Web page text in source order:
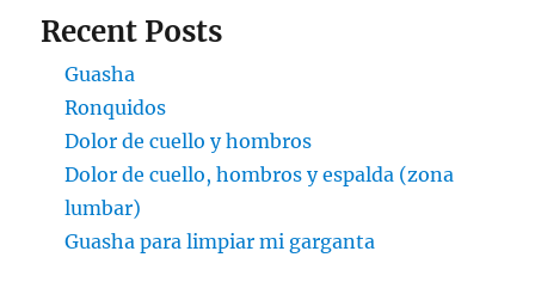
Recent Posts
Guasha
Ronquidos
Dolor de cuello y hombros
Dolor de cuello, hombros y espalda (zona
lumbar)
Guasha para limpiar mi garganta